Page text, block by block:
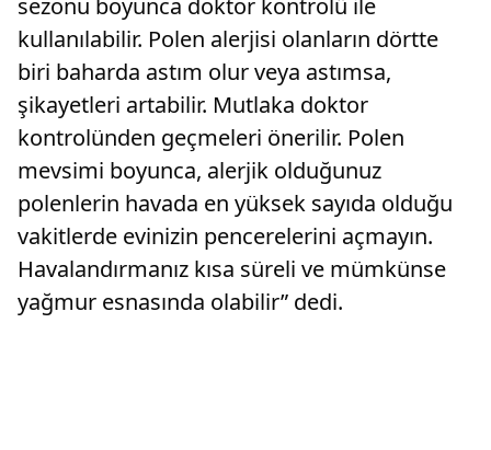
kullanılabilir. Polen alerjisi olanların dörtte
biri baharda astım olur veya astımsa,
şikayetleri artabilir. Mutlaka doktor
kontrolünden geçmeleri önerilir. Polen
mevsimi boyunca, alerjik olduğunuz
polenlerin havada en yüksek sayıda olduğu
vakitlerde evinizin pencerelerini açmayın.
Havalandırmanız kısa süreli ve mümkünse
yağmur esnasında olabilir” dedi.